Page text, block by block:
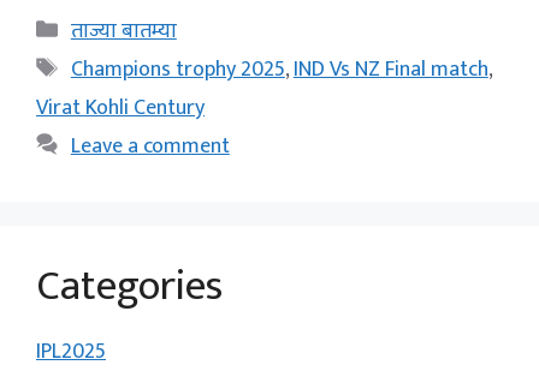
Categories
ताज्या बातम्या
Tags
Champions trophy 2025,IND Vs NZ Final match,
Virat Kohli Century
Leave a comment
Categories
IPL2025